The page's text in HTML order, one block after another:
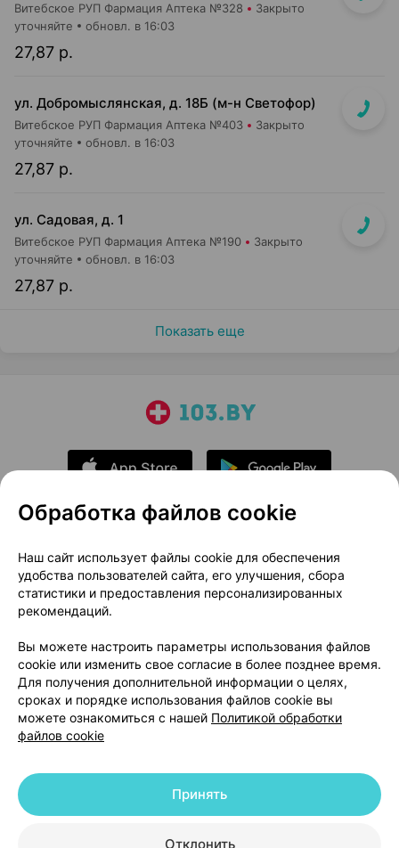
Витебское РУП Фармация Аптека №328 Закрыто
27,87 р.
уточняйте обновл. в 16:03
ул. Добромыслянская, д. 18Б (м-н Светофор)
Витебское РУП Фармация Аптека №403 Закрыто
27,87 р.
уточняйте обновл. в 16:03
ул. Садовая, д. 1
Витебское РУП Фармация Аптека №190 Закрыто
27,87 р.
уточняйте обновл. в 16:03
Показать еще
О проекте
Новости проекта
Размещение рекламы
Медицинский маркетинг
Публичный договор
Доставка
Способы оплаты
Вакансии
Партнеры
Написать руководителю 103.by
Написать в поддержку
Персональные настройки Cookie
© 2026 ООО «Артокс Лаб», УНП 191700409 | 220012, Республика Беларусь,
+375 291212755
Обработка файлов cookie
Наш сайт использует файлы cookie для обеспечения
удобства пользователей сайта, его улучшения, сбора
статистики и предоставления персонализированных
рекомендаций.
Вы можете настроить параметры использования файлов
cookie или изменить свое согласие в более позднее время.
Для получения дополнительной информации о целях,
сроках и порядке использования файлов cookie вы
можете ознакомиться с нашей Политикой обработки
файлов cookie
Отклонить
Принять